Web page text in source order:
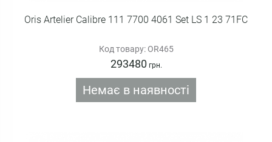
Oris Artelier Calibre 111 7700 4061 Set LS 1 23 71FC
Код товару: OR465
293480 грн.
Немає в наявності